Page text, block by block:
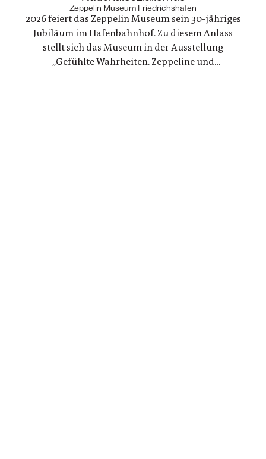
Demokratie und Menschenrechte war
Zeppelin Museum Friedrichshafen
2026 feiert das Zeppelin Museum sein 30-jähriges
Jubiläum im Hafenbahnhof. Zu diesem Anlass
stellt sich das Museum in der Ausstellung
„Gefühlte Wahrheiten. Zeppeline und